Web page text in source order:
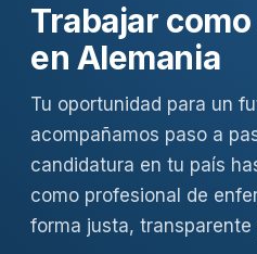
Trabajar
en Alemania
Tu oportunidad para un
acompañamos paso a
candidatura en tu país
como profesional de
forma justa,